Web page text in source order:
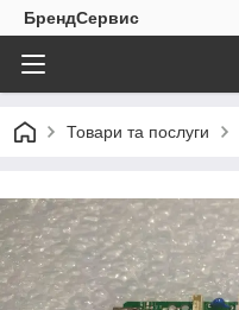
БрендСервис
Товари та послуги